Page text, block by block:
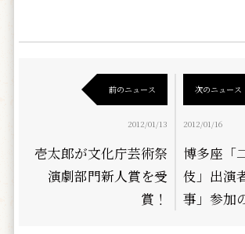
前のニュース
2012/01/13
壱太郎が文化庁芸術祭
演劇部門新人賞を受
賞！
次のニュース
2012/01/16
博多座「
伎」出演
事」参加